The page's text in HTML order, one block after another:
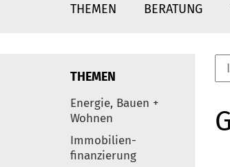
THEMEN BERATUNG
Elemente
THEMEN
Energie, Bauen +
Wohnen
Immobilien-
finanzierung